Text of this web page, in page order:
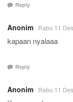
Reply
Anonim Rabu 11
kapaan nyalaaa
Reply
Anonim Rabu 11